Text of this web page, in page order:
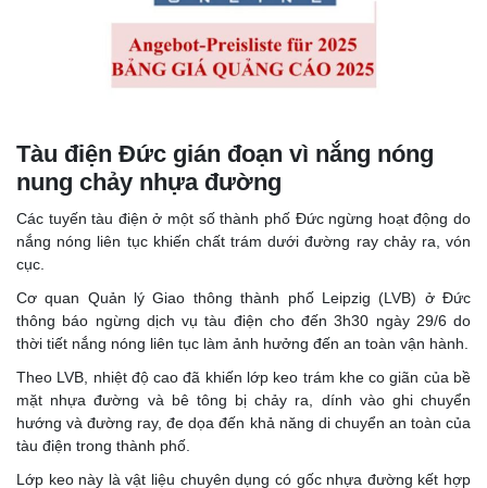
Tàu điện Đức gián đoạn vì nắng nóng
nung chảy nhựa đường
Các tuyến tàu điện ở một số thành phố Đức ngừng hoạt động do
nắng nóng liên tục khiến chất trám dưới đường ray chảy ra, vón
cục.
Cơ quan Quản lý Giao thông thành phố Leipzig (LVB) ở Đức
thông báo ngừng dịch vụ tàu điện cho đến 3h30 ngày 29/6 do
thời tiết nắng nóng liên tục làm ảnh hưởng đến an toàn vận hành.
Theo LVB, nhiệt độ cao đã khiến lớp keo trám khe co giãn của bề
mặt nhựa đường và bê tông bị chảy ra, dính vào ghi chuyển
hướng và đường ray, đe dọa đến khả năng di chuyển an toàn của
tàu điện trong thành phố.
Lớp keo này là vật liệu chuyên dụng có gốc nhựa đường kết hợp